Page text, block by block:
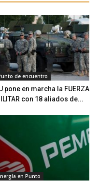
de encuentro
pone en marcha la FUERZA
con 18 aliados de...
en Punto